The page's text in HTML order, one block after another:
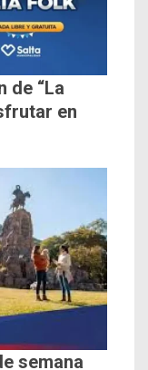
de “La
en
semana